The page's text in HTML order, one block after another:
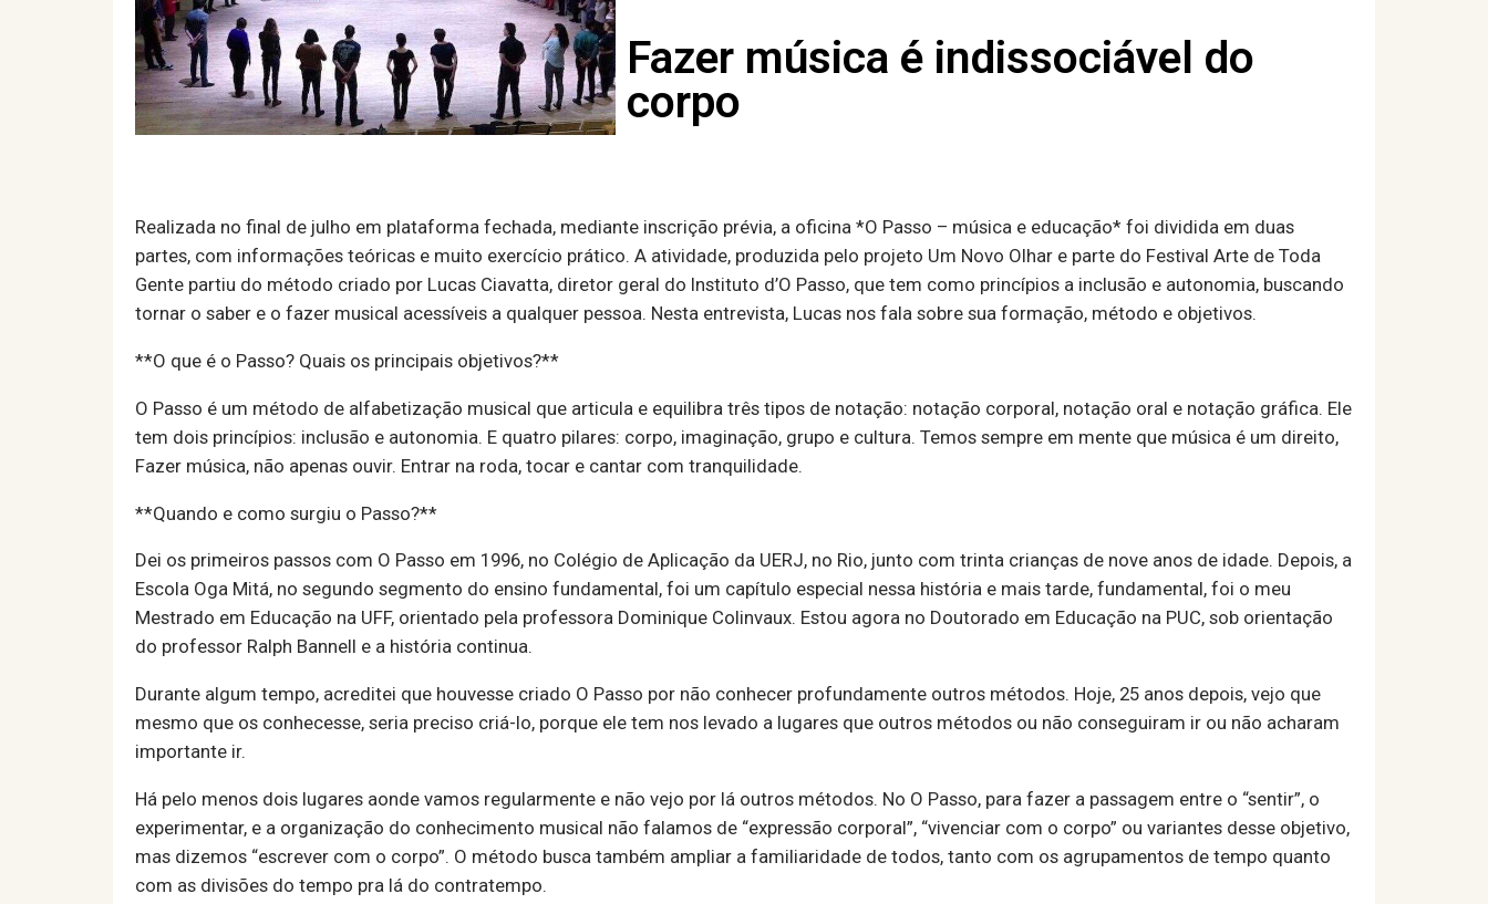
Fazer música é indissociável do
corpo
Realizada no final de julho em plataforma fechada, mediante inscrição prévia, a oficina *O Passo – música e educação* foi dividida em duas
partes, com informações teóricas e muito exercício prático. A atividade, produzida pelo projeto Um Novo Olhar e parte do Festival Arte de Toda
Gente partiu do método criado por Lucas Ciavatta, diretor geral do Instituto d’O Passo, que tem como princípios a inclusão e autonomia, buscando
tornar o saber e o fazer musical acessíveis a qualquer pessoa. Nesta entrevista, Lucas nos fala sobre sua formação, método e objetivos.
**O que é o Passo? Quais os principais objetivos?**
O Passo é um método de alfabetização musical que articula e equilibra três tipos de notação: notação corporal, notação oral e notação gráfica. Ele
tem dois princípios: inclusão e autonomia. E quatro pilares: corpo, imaginação, grupo e cultura. Temos sempre em mente que música é um direito,
Fazer música, não apenas ouvir. Entrar na roda, tocar e cantar com tranquilidade.
**Quando e como surgiu o Passo?**
Dei os primeiros passos com O Passo em 1996, no Colégio de Aplicação da UERJ, no Rio, junto com trinta crianças de nove anos de idade. Depois, a
Escola Oga Mitá, no segundo segmento do ensino fundamental, foi um capítulo especial nessa história e mais tarde, fundamental, foi o meu
Mestrado em Educação na UFF, orientado pela professora Dominique Colinvaux. Estou agora no Doutorado em Educação na PUC, sob orientação
do professor Ralph Bannell e a história continua.
Durante algum tempo, acreditei que houvesse criado O Passo por não conhecer profundamente outros métodos. Hoje, 25 anos depois, vejo que
mesmo que os conhecesse, seria preciso criá-lo, porque ele tem nos levado a lugares que outros métodos ou não conseguiram ir ou não acharam
importante ir.
Há pelo menos dois lugares aonde vamos regularmente e não vejo por lá outros métodos. No O Passo, para fazer a passagem entre o “sentir”, o
experimentar, e a organização do conhecimento musical não falamos de “expressão corporal”, “vivenciar com o corpo” ou variantes desse objetivo,
mas dizemos “escrever com o corpo”. O método busca também ampliar a familiaridade de todos, tanto com os agrupamentos de tempo quanto
com as divisões do tempo pra lá do contratempo.